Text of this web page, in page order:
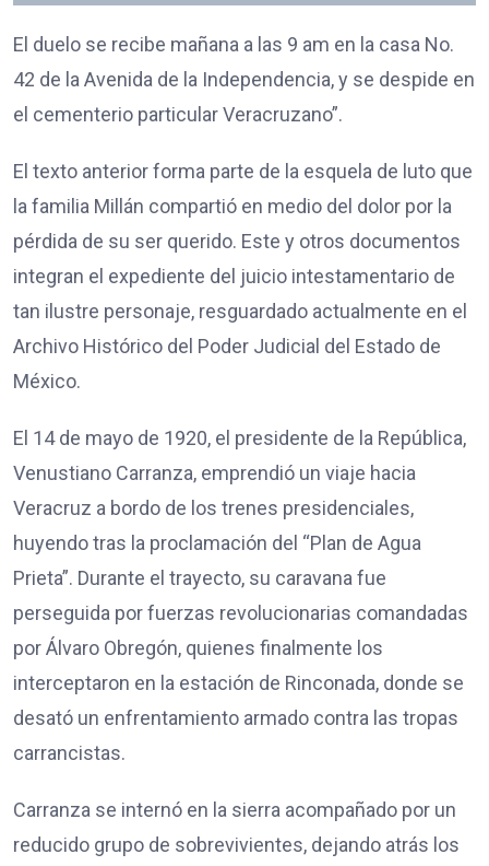
El duelo se recibe mañana a las 9 am en la casa No.
42 de la Avenida de la Independencia, y se despide en
el cementerio particular Veracruzano”.
El texto anterior forma parte de la esquela de luto que
la familia Millán compartió en medio del dolor por la
pérdida de su ser querido. Este y otros documentos
integran el expediente del juicio intestamentario de
tan ilustre personaje, resguardado actualmente en el
Archivo Histórico del Poder Judicial del Estado de
México.
El 14 de mayo de 1920, el presidente de la República,
Venustiano Carranza, emprendió un viaje hacia
Veracruz a bordo de los trenes presidenciales,
huyendo tras la proclamación del “Plan de Agua
Prieta”. Durante el trayecto, su caravana fue
perseguida por fuerzas revolucionarias comandadas
por Álvaro Obregón, quienes finalmente los
interceptaron en la estación de Rinconada, donde se
desató un enfrentamiento armado contra las tropas
carrancistas.
Carranza se internó en la sierra acompañado por un
reducido grupo de sobrevivientes, dejando atrás los